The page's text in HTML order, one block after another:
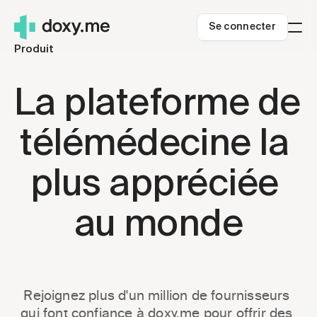
Se connecter
Produit
Cliniciens indépendants
Petites cliniques
Systèmes de santé
Télésanté rurale
Ressources
Blogue
À propos de nous
Centre d'aide
Succès de la télésanté
Sécurité
Téléhealth.org
Tarification
Se connecter
Commencer
La plateforme de
télémédecine la
plus appréciée
au monde
Rejoignez plus d'un million de fournisseurs
qui font confiance à doxy.me pour offrir des